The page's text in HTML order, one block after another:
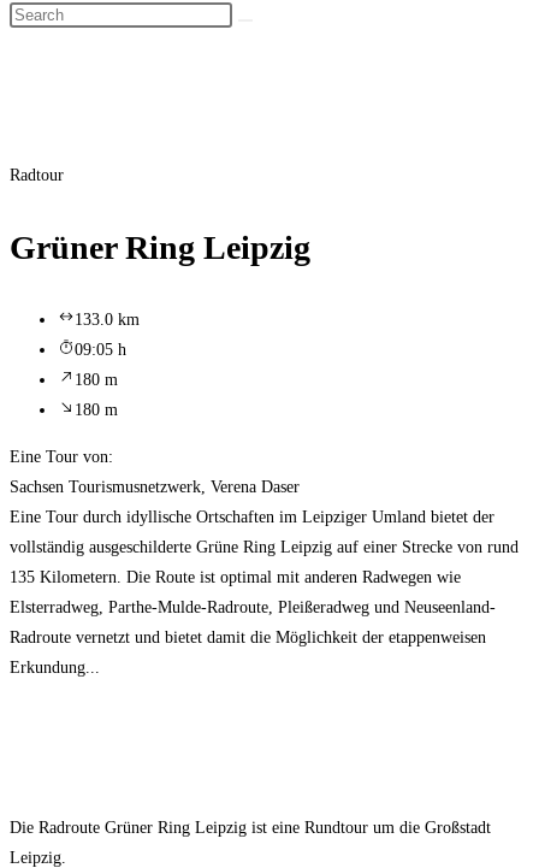
Radtour
Grüner Ring Leipzig
133.0 km
09:05 h
180 m
180 m
Eine Tour von:
Sachsen Tourismusnetzwerk, Verena Daser
Eine Tour durch idyllische Ortschaften im Leipziger Umland bietet der
vollständig ausgeschilderte Grüne Ring Leipzig auf einer Strecke von rund
135 Kilometern. Die Route ist optimal mit anderen Radwegen wie
Elsterradweg, Parthe-Mulde-Radroute, Pleißeradweg und Neuseenland-
Radroute vernetzt und bietet damit die Möglichkeit der etappenweisen
Erkundung...
Die Radroute Grüner Ring Leipzig ist eine Rundtour um die Großstadt
Leipzig.